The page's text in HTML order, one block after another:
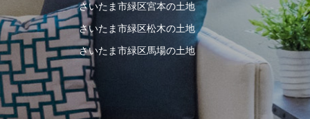
さいたま市緑区宮本の土地
さいたま市緑区松木の土地
さいたま市緑区馬場の土地